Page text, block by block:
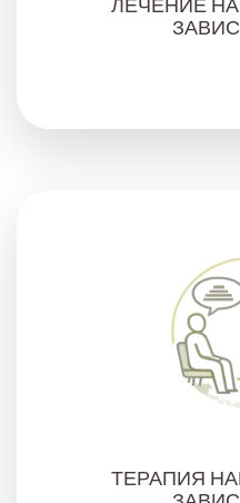
ТЕРАПИЯ